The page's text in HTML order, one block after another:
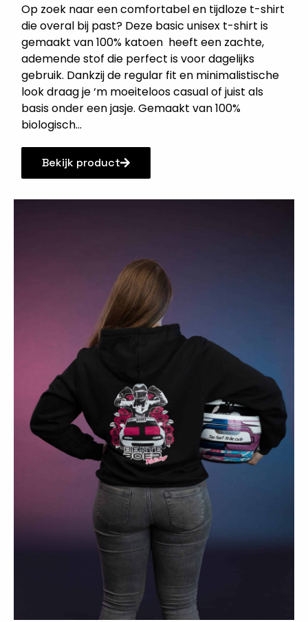
Op zoek naar een comfortabel en tijdloze t-shirt
die overal bij past? Deze basic unisex t-shirt is
gemaakt van 100% katoen heeft een zachte,
ademende stof die perfect is voor dagelijks
gebruik. Dankzij de regular fit en minimalistische
look draag je ‘m moeiteloos casual of juist als
basis onder een jasje. Gemaakt van 100%
biologisch...
Bekijk product